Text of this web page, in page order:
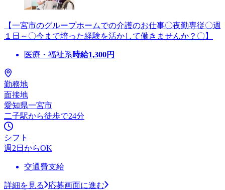
【一宮市のグループホームでの介護のお仕事〇夜勤専従〇週
１日～〇今まで培った経験を活かして働きませんか？〇】
医療・福祉系時給1,300円
勤務地
面接地
愛知県一宮市
二子駅から徒歩で24分
シフト
週2日からOK
交通費支給
詳細を見る 応募画面に進む